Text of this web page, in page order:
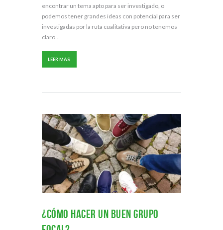
encontrar un tema apto para ser investigado, o
podemos tener grandes ideas con potencial para ser
investigadas por la ruta cualitativa pero no tenemos
claro...
LEER MAS
¿Cómo hacer un buen grupo